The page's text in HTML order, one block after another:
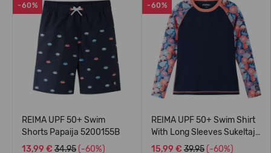
-60%
REIMA UPF 50+ Swim
Shorts Papaija 5200155B
13,99 € 34.95 (-60%)
-60%
REIMA UPF 50+ Swim Shirt
With Long Sleeves Sukeltaja
5200140A
15,99 € 39.95 (-60%)